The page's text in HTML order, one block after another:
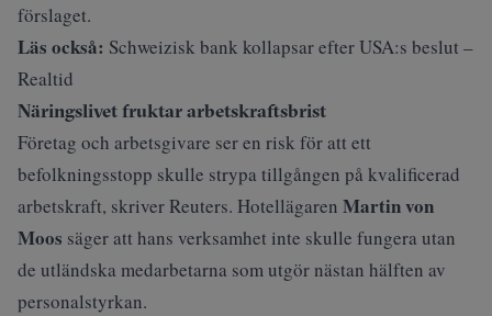
förslaget.
Läs också: Schweizisk bank kollapsar efter USA:s beslut –
Realtid
Näringslivet fruktar arbetskraftsbrist
Företag och arbetsgivare ser en risk för att ett
befolkningsstopp skulle strypa tillgången på kvalificerad
arbetskraft, skriverReuters. Hotellägaren Martin von
Moos säger att hans verksamhet inte skulle fungera utan
de utländska medarbetarna som utgör nästan hälften av
personalstyrkan.